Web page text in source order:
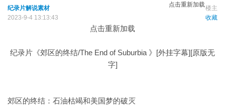
点击重新加载楼主
纪录片解说素材
收藏
2023-9-4 13:13:43
点击重新加载
纪录片《郊区的终结/The End of Suburbia 》[外挂字幕][原版无
字]
郊区的终结：石油枯竭和美国梦的破灭